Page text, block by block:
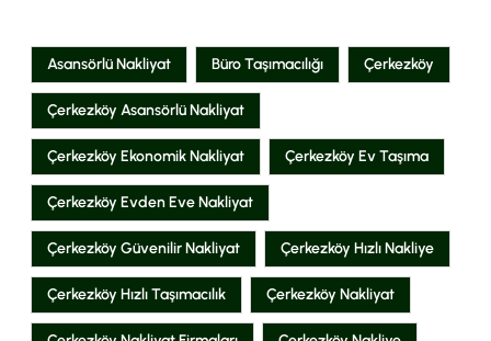
Asansörlü Nakliyat Büro Taşımacılığı Çerkezköy
Çerkezköy Asansörlü Nakliyat
Çerkezköy Ekonomik Nakliyat Çerkezköy Ev Taşıma
Çerkezköy Evden Eve Nakliyat
Çerkezköy Güvenilir Nakliyat Çerkezköy Hızlı Nakliye
Çerkezköy Hızlı Taşımacılık Çerkezköy Nakliyat